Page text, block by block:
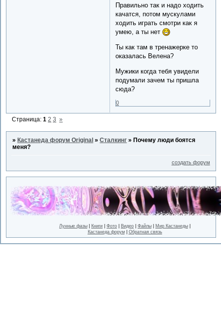
Правильно так и надо ходить
качатся, потом мускулами
ходить играть смотри как я
умею, а ты нет
Ты как там в тренажерке то
оказалась Велена?
Мужики когда тебя увидели
подумали зачем ты пришла
сюда?
0
Страница:1 2 3 »
» Кастанеда форум Original »Сталкинг » Почему люди боятся
меня?
создать форум
Лунные фазы Книги Фото Видео Файлы Мир Кастанеды
Кастанеда форум| Обратная связь